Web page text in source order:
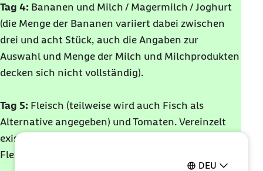
DEU
Tag 4: Bananen und Milch / Magermilch / Joghurt
(die Menge der Bananen variiert dabei zwischen
drei und acht Stück, auch die Angaben zur
Auswahl und Menge der Milch und Milchprodukten
decken sich nicht vollständig).
Tag 5: Fleisch (teilweise wird auch Fisch als
Alternative angegeben) und Tomaten. Vereinzelt
existieren Mengenangaben: 200 und 500 Gramm
Fleisch und (bis zu) sechs Tomaten.